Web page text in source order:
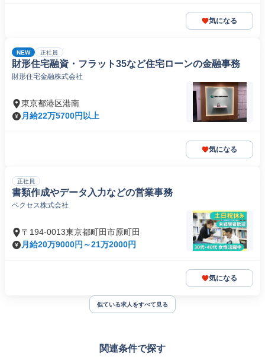
気になる
NEW 正社員
財形住宅融資・フラット35など住宅ローンの金融事務
財形住宅金融株式会社
東京都港区港南
月給22万5700円以上
気になる
正社員
書類作成やデータ入力などの営業事務
ベクセス株式会社
〒194-0013東京都町田市原町田
月給20万9000円～21万2000円
気になる
似ている求人をすべて見る
関連条件で探す